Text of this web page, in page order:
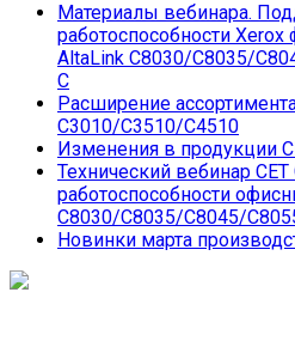
Материалы вебинара.
работоспособности
AltaLink C8030/С8035/
C
Расширение
C3010/C3510/C4510
Изменения в продукции
Технический вебинар
работоспособности
C8030/С8035/С8045/
Новинки марта